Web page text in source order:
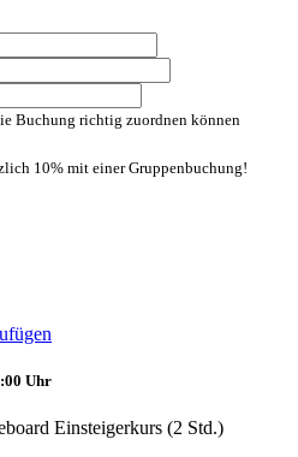
Buchung richtig zuordnen können
10% mit einer Gruppenbuchung!
Uhr
Einsteigerkurs (2 Std.)